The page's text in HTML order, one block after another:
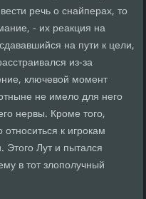
речь о снайперах, то
- их реакция на
на пути к цели,
из-за
ключевой момент
не имело для него
нервы. Кроме того,
к игрокам
Этого Лут и пытался
в тот злополучный